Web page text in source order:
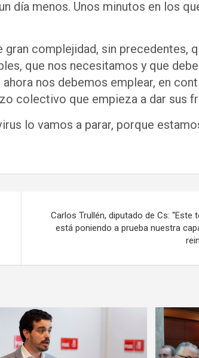
día menos. Unos minutos en los
complejidad, sin precedentes,
que nos necesitamos y que
nos debemos emplear, en
colectivo que empieza a dar sus
lo vamos a parar, porque
Carlos Trullén, diputado de Cs: “Este
está poniendo a prueba nuestra